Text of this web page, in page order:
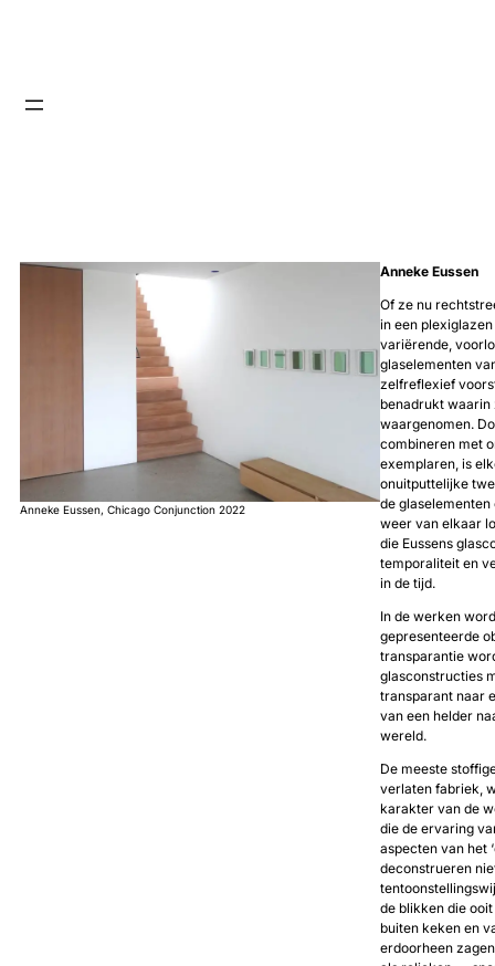
Anneke Eussen, Chicago Conjunction 2022
Anneke Eussen
Of ze nu
in een
variërende,
glaselementen
zelfreflexief
benadrukt waarin
waargenomen.
combineren met
exemplaren, is
onuitputtelijke
de
weer van elkaar
die Eussens
temporaliteit en
in de tijd.
In de werken
gepresenteerde
transparantie
glasconstructies
transparant naar
van een helder
wereld.
De meeste
verlaten fabriek,
karakter van de
die de ervaring
aspecten van het
deconstrueren
de blikken die
buiten keken en
erdoorheen